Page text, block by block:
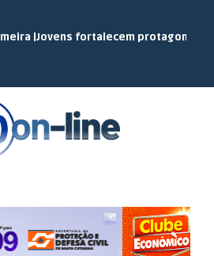
Jovens fortalecem protagonismo no